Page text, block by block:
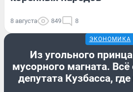
8 августа 849 8
ЭКОНОМИКА
Из угольного
мусорного магната. Всё
депутата Кузбасса,